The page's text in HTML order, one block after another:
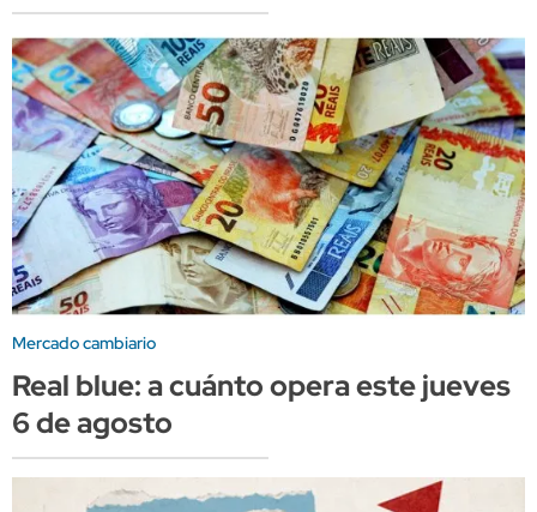
Mercado cambiario
Real blue: a cuánto opera este jueves
6 de agosto